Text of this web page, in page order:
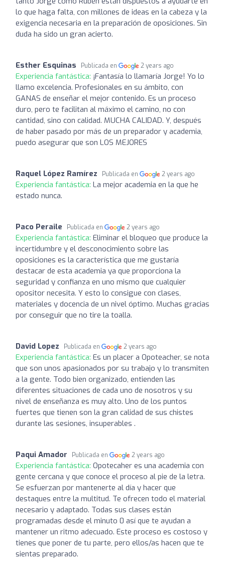
lo que haga falta, con millones de ideas en la cabeza y la
exigencia necesaria en la preparación de oposiciones. Sin
duda ha sido un gran acierto.
Esther Esquinas Publicada en 2 years ago
Experiencia fantástica: ¡Fantasía lo llamaría Jorge! Yo lo
llamo excelencia. Profesionales en su ámbito, con
GANAS de enseñar el mejor contenido. Es un proceso
duro, pero te facilitan al máximo el camino, no con
cantidad, sino con calidad. MUCHA CALIDAD. Y, después
de haber pasado por más de un preparador y academia,
puedo asegurar que son LOS MEJORES
Raquel López Ramírez Publicada en 2 years ago
Experiencia fantástica: La mejor academia en la que he
estado nunca.
Paco Peraile Publicada en 2 years ago
Experiencia fantástica: Eliminar el bloqueo que produce la
incertidumbre y el desconocimiento sobre las
oposiciones es la característica que me gustaría
destacar de esta academia ya que proporciona la
seguridad y confianza en uno mismo que cualquier
opositor necesita. Y esto lo consigue con clases,
materiales y docencia de un nivel óptimo. Muchas gracias
por conseguir que no tire la toalla.
David Lopez Publicada en 2 years ago
Experiencia fantástica: Es un placer a Opoteacher, se nota
que son unos apasionados por su trabajo y lo transmiten
a la gente. Todo bien organizado, entienden las
diferentes situaciones de cada uno de nosotros y su
nivel de enseñanza es muy alto. Uno de los puntos
fuertes que tienen son la gran calidad de sus chistes
durante las sesiones, insuperables .
Paqui Amador Publicada en 2 years ago
Experiencia fantástica: Opotecaher es una academia con
gente cercana y que conoce el proceso al pie de la letra.
Se esfuerzan por mantenerte al día y hacer que
destaques entre la multitud. Te ofrecen todo el material
necesario y adaptado. Todas sus clases están
programadas desde el minuto 0 así que te ayudan a
mantener un ritmo adecuado. Este proceso es costoso y
tienes que poner de tu parte, pero ellos/as hacen que te
sientas preparado.